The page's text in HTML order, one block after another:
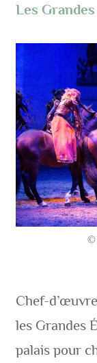
Les
©
Chef-
les Grandes
palais pour